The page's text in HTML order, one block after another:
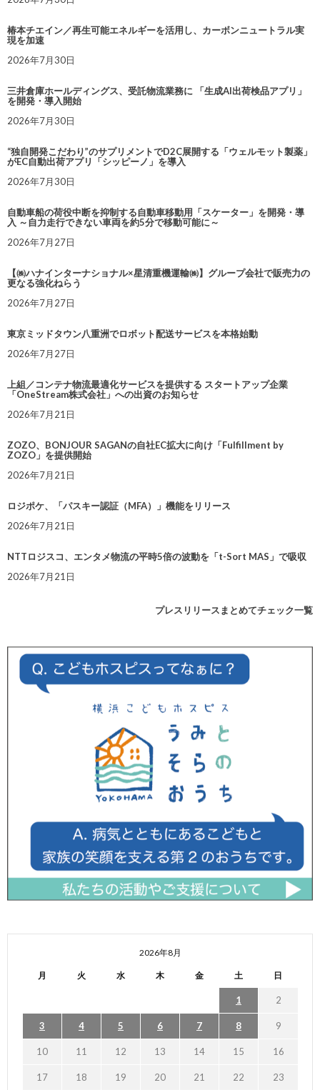
椿本チエイン／再生可能エネルギーを活用し、カーボンニュートラル実
現を加速
2026年7月30日
三井倉庫ホールディングス、受託物流業務に 「生成AI出荷検品アプリ」
を開発・導入開始
2026年7月30日
“独自開発こだわり”のサプリメントでD2C展開する「ウェルモット製薬」
がEC自動出荷アプリ「シッピーノ」を導入
2026年7月30日
自動車船の荷役中断を抑制する自動車移動用「スケーター」を開発・導
入 ～自力走行できない車両を約5分で移動可能に～
2026年7月27日
【㈱ハナインターナショナル×星清重機運輸㈱】グループ会社で販売力の
更なる強化ねらう
2026年7月27日
東京ミッドタウン八重洲でロボット配送サービスを本格始動
2026年7月27日
上組／コンテナ物流最適化サービスを提供する スタートアップ企業
「OneStream株式会社」への出資のお知らせ
2026年7月21日
ZOZO、BONJOUR SAGANの自社EC拡大に向け「Fulfillment by
ZOZO」を提供開始
2026年7月21日
ロジポケ、「パスキー認証（MFA）」機能をリリース
2026年7月21日
NTTロジスコ、エンタメ物流の平時5倍の波動を「t-Sort MAS」で吸収
2026年7月21日
プレスリリースまとめてチェック一覧
2026年8月
月 火 水 木 金 土 日
1 2
3 4 5 6 7 8 9
10 11 12 13 14 15 16
17 18 19 20 21 22 23